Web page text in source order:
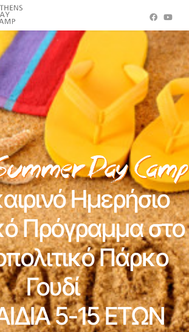
Ημερήσιο
Πρόγραμμα στο
Πάρκο
Γουδί
5-15 ΕΤΩΝ